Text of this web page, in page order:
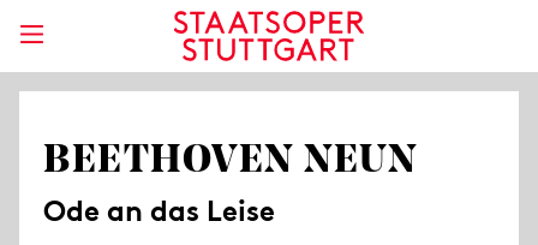
BEETHOVEN NEUN
Ode an das Leise